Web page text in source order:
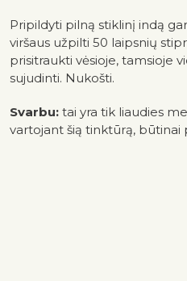
Pripildyti pilną stiklinį indą
viršaus užpilti 50 laipsnių
prisitraukti vėsioje, tamsioje
sujudinti. Nukošti.
Svarbu: tai yra tik liaudies
vartojant šią tinktūrą, būtinai